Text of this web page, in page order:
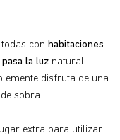
con habitaciones
la luz natural.
disfruta de una
sobra!
extra para utilizar